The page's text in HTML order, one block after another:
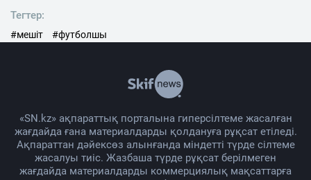
Тегтер:
#мешіт #футболшы
«SN.kz» ақпараттық порталына гиперсілтеме жасалған
жағдайда ғана материалдарды қолдануға рұқсат етіледі.
Ақпараттан дәйексөз алынғанда міндетті түрде сілтеме
жасалуы тиіс. Жазбаша түрде рұқсат берілмеген
жағдайда материалдарды коммерциялық мақсаттарға